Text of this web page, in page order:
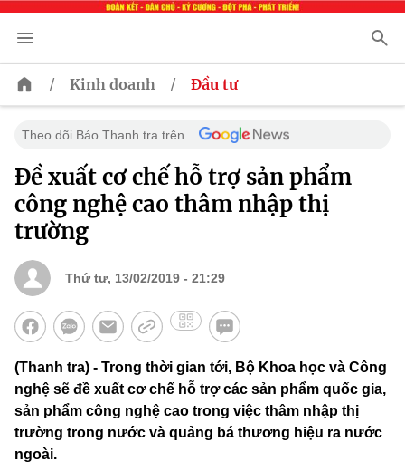
/ Kinh doanh / Đầu tư
Theo dõi Báo Thanh tra trên
Đề xuất cơ chế hỗ trợ sản phẩm
công nghệ cao thâm nhập thị
trường
Thứ tư, 13/02/2019 - 21:29
(Thanh tra) - Trong thời gian tới, Bộ Khoa học và Công
nghệ sẽ đề xuất cơ chế hỗ trợ các sản phẩm quốc gia,
sản phẩm công nghệ cao trong việc thâm nhập thị
trường trong nước và quảng bá thương hiệu ra nước
ngoài.